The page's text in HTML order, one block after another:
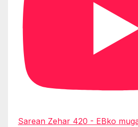
Sarean Zehar 420 - EBko